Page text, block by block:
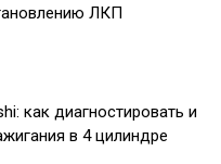
ЛКП
как диагностировать и
в 4 цилиндре